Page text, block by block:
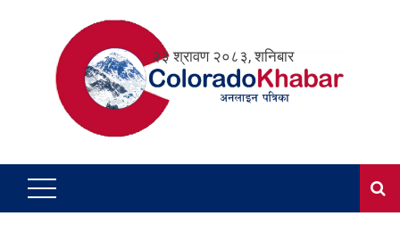
२३ श्रावण २०८३, शनिबार